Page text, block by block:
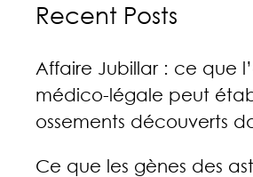
Recent Posts
Affaire Jubillar : ce que
médico-légale peut
ossements découverts
Ce que les gènes des